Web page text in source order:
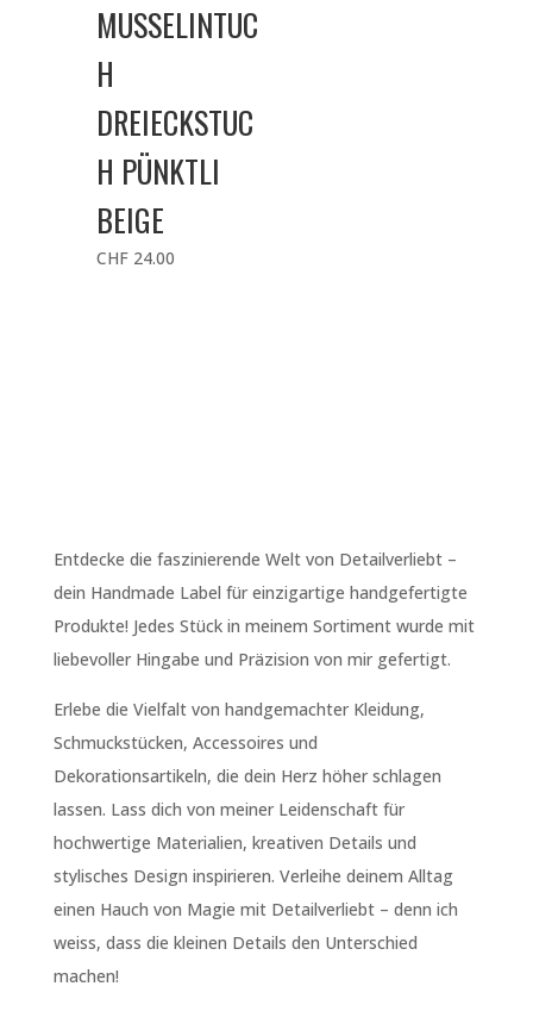
MUSSELINTUC
H
DREIECKSTUC
H PÜNKTLI
BEIGE
CHF24.00
Entdecke die faszinierende Welt von Detailverliebt –
dein Handmade Label für einzigartige handgefertigte
Produkte! Jedes Stück in meinem Sortiment wurde mit
liebevoller Hingabe und Präzision von mir gefertigt.
Erlebe die Vielfalt von handgemachter Kleidung,
Schmuckstücken, Accessoires und
Dekorationsartikeln, die dein Herz höher schlagen
lassen. Lass dich von meiner Leidenschaft für
hochwertige Materialien, kreativen Details und
stylisches Design inspirieren. Verleihe deinem Alltag
einen Hauch von Magie mit Detailverliebt – denn ich
weiss, dass die kleinen Details den Unterschied
machen!